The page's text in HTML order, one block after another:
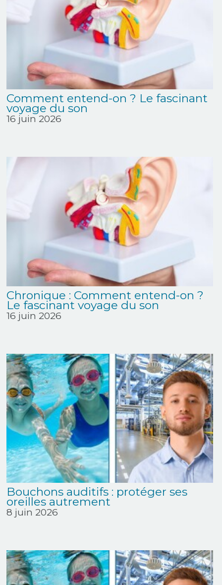
Comment entend-on ? Le fascinant
voyage du son
16 juin 2026
Chronique : Comment entend-on ?
Le fascinant voyage du son
16 juin 2026
Bouchons auditifs : protéger ses
oreilles autrement
8 juin 2026